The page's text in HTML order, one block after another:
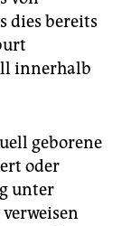
dies bereits
innerhalb
geborene
oder
unter